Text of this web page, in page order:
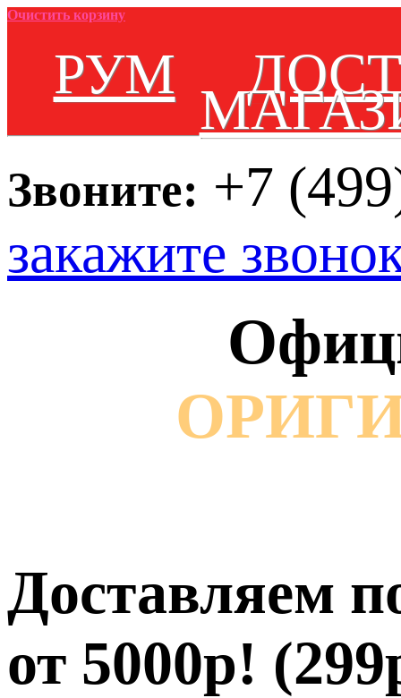
Очистить корзину
РУМ
Звоните: +7
закажите
от 5000р!